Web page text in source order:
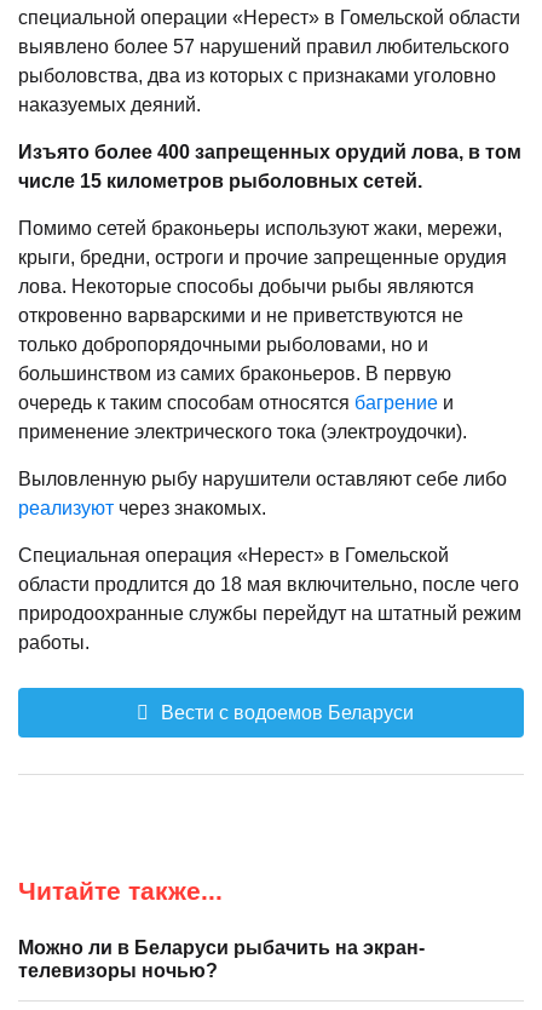
специальной операции «Нерест» в Гомельской области
выявлено более 57 нарушений правил любительского
рыболовства, два из которых с признаками уголовно
наказуемых деяний.
Изъято более 400 запрещенных орудий лова, в том
числе 15 километров рыболовных сетей.
Помимо сетей браконьеры используют жаки, мережи,
крыги, бредни, остроги и прочие запрещенные орудия
лова. Некоторые способы добычи рыбы являются
откровенно варварскими и не приветствуются не
только добропорядочными рыболовами, но и
большинством из самих браконьеров. В первую
очередь к таким способам относятся багрение и
применение электрического тока (электроудочки).
Выловленную рыбу нарушители оставляют себе либо
реализуют через знакомых.
Специальная операция «Нерест» в Гомельской
области продлится до 18 мая включительно, после чего
природоохранные службы перейдут на штатный режим
работы.
Вести с водоемов Беларуси
Читайте также...
Можно ли в Беларуси рыбачить на экран-
телевизоры ночью?